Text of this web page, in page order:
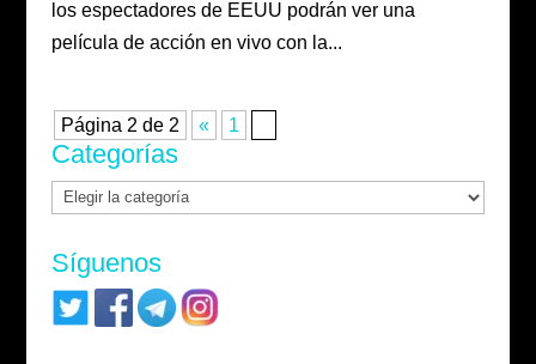
los espectadores de EEUU podrán ver una
película de acción en vivo con la...
Página 2 de 2 « 1
Categorías
Categorías
Síguenos